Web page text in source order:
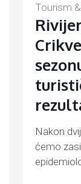
Tourism
Nakon
ćemo